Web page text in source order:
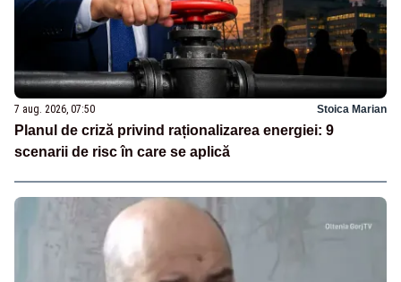
7 aug. 2026, 07:50 Stoica Marian
Planul de criză privind raționalizarea energiei: 9
scenarii de risc în care se aplică